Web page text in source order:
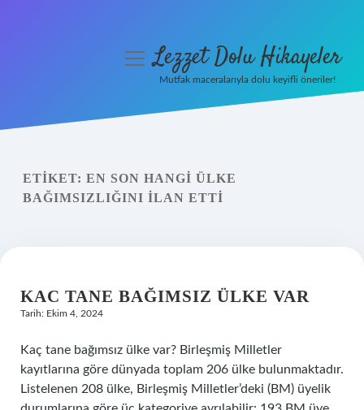
Yasal Uyarı
menüyüLezzet Dolu Hikayeler
Mutfak maceralarıyla dolu keyifli öneriler!
ETIKET: EN SON HANGI ÜLKE
BAĞIMSIZLIĞINI ILAN ETTI
KAC TANE BAĞIMSIZ ÜLKE VAR
Tarih: Ekim 4, 2024
Kaç tane bağımsız ülke var? Birleşmiş Milletler
kayıtlarına göre dünyada toplam 206 ülke bulunmaktadır.
Listelenen 208 ülke, Birleşmiş Milletler’deki (BM) üyelik